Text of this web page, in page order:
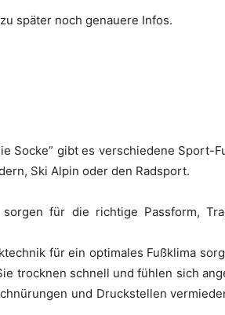
später noch genauere Infos.
Socke” gibt es verschiedene Sport-
Ski Alpin oder den Radsport.
für die richtige Passform,
für ein optimales Fußklima
trocknen schnell und fühlen sich
und Druckstellen